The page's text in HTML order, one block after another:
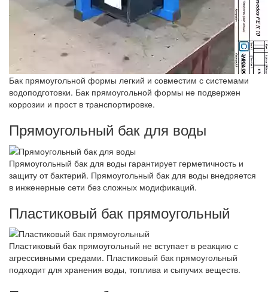
Бак прямоугольной формы легкий и совместим с системами
водоподготовки. Бак прямоугольной формы не подвержен
коррозии и прост в транспортировке.
Прямоугольный бак для воды
Прямоугольный бак для воды гарантирует герметичность и
защиту от бактерий. Прямоугольный бак для воды внедряется
в инженерные сети без сложных модификаций.
Пластиковый бак прямоугольный
Пластиковый бак прямоугольный не вступает в реакцию с
агрессивными средами. Пластиковый бак прямоугольный
подходит для хранения воды, топлива и сыпучих веществ.